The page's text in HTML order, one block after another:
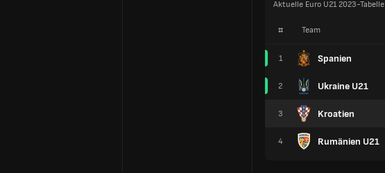
Aktuelle Euro U21 2023-Tabelle
# Team
1 Spanien
2 Ukraine U21
3 Kroatien
4 Rumänien U21